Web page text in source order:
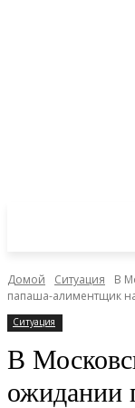
Домой Ситуация
В
папаша-алиментщик
Ситуация
В
ожидании